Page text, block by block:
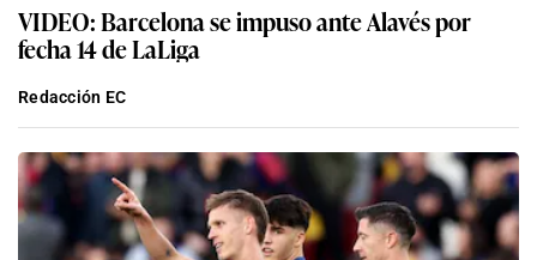
VIDEO: Barcelona se impuso ante Alavés por
fecha 14 de LaLiga
Redacción EC